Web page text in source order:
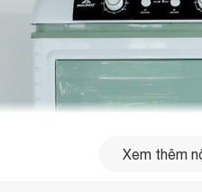
Xem thêm